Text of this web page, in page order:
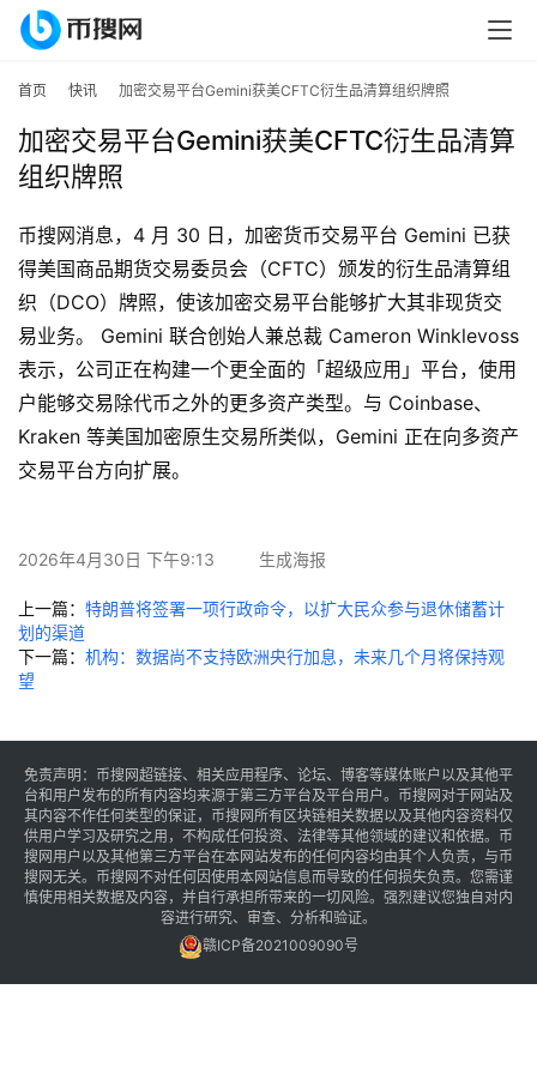
首
页
讯
专
题
科
首页 快讯 加密交易平台Gemini获美CFTC衍生品清算组织牌照
加密交易平台Gemini获美CFTC衍生品清算
组织牌照
币搜网消息，4 月 30 日，加密货币交易平台 Gemini 已获
得美国商品期货交易委员会（CFTC）颁发的衍生品清算组
织（DCO）牌照，使该加密交易平台能够扩大其非现货交
易业务。 Gemini 联合创始人兼总裁 Cameron Winklevoss
表示，公司正在构建一个更全面的「超级应用」平台，使用
户能够交易除代币之外的更多资产类型。与 Coinbase、
Kraken 等美国加密原生交易所类似，Gemini 正在向多资产
交易平台方向扩展。
2026年4月30日 下午9:13 生成海报
上一篇： 特朗普将签署一项行政命令，以扩大民众参与退休储蓄计
划的渠道
下一篇： 机构：数据尚不支持欧洲央行加息，未来几个月将保持观
望
免责声明：币搜网超链接、相关应用程序、论坛、博客等媒体账户以及其他平
台和用户发布的所有内容均来源于第三方平台及平台用户。币搜网对于网站及
其内容不作任何类型的保证，币搜网所有区块链相关数据以及其他内容资料仅
供用户学习及研究之用，不构成任何投资、法律等其他领域的建议和依据。币
搜网用户以及其他第三方平台在本网站发布的任何内容均由其个人负责，与币
搜网无关。币搜网不对任何因使用本网站信息而导致的任何损失负责。您需谨
慎使用相关数据及内容，并自行承担所带来的一切风险。强烈建议您独自对内
容进行研究、审查、分析和验证。
赣ICP备2021009090号